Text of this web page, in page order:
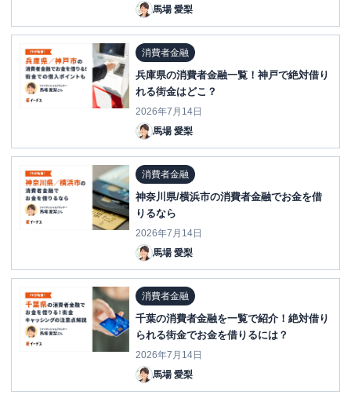
馬場 愛梨
消費者金融
兵庫県の消費者金融一覧！神戸で絶対借り
れる街金はどこ？
2026年7月14日
馬場 愛梨
消費者金融
神奈川県/横浜市の消費者金融でお金を借
りるなら
2026年7月14日
馬場 愛梨
消費者金融
千葉の消費者金融を一覧で紹介！絶対借り
られる街金でお金を借りるには？
2026年7月14日
馬場 愛梨